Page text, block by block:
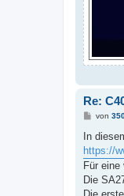
Re:
B
r
a
g
von
In
https://
Für
Die